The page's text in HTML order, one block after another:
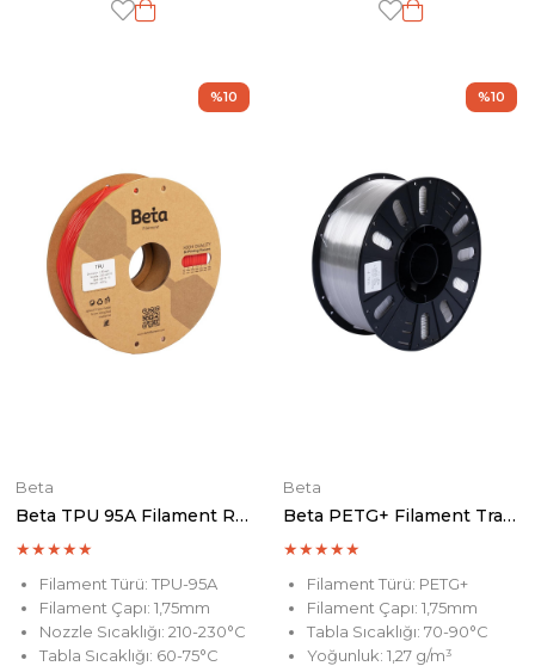
Beta
Beta TPU 95A Filament Red
★★★★★
Filament Türü: TPU-95A
Filament Çapı: 1,75mm
Nozzle Sıcaklığı: 210-230°C
Tabla Sıcaklığı: 60-75°C
%10
Beta
Beta PETG+ Filament Transparent 3 KG
★★★★★
Filament Türü: PETG+
Filament Çapı: 1,75mm
Tabla Sıcaklığı: 70-90°C
Yoğunluk: 1,27 g/m³
%10